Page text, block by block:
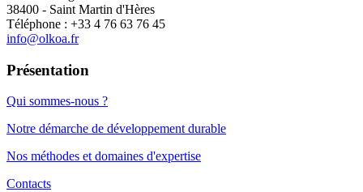
38400 - Saint Martin d'Hères
Téléphone : +33 4 76 63 76 45
info@olkoa.fr
Présentation
Qui sommes-nous ?
Notre démarche de développement durable
Nos méthodes et domaines d'expertise
Contacts